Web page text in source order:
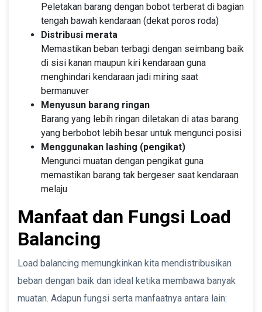
Peletakan barang dengan bobot terberat di bagian
tengah bawah kendaraan (dekat poros roda)
Distribusi merata
Memastikan beban terbagi dengan seimbang baik
di sisi kanan maupun kiri kendaraan guna
menghindari kendaraan jadi miring saat
bermanuver
Menyusun barang ringan
Barang yang lebih ringan diletakan di atas barang
yang berbobot lebih besar untuk mengunci posisi
Menggunakan lashing (pengikat)
Mengunci muatan dengan pengikat guna
memastikan barang tak bergeser saat kendaraan
melaju
Manfaat dan Fungsi Load
Balancing
Load balancing memungkinkan kita mendistribusikan
beban dengan baik dan ideal ketika membawa banyak
muatan. Adapun fungsi serta manfaatnya antara lain: